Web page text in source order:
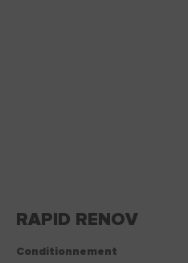
RAPID RENOV
Conditionnement